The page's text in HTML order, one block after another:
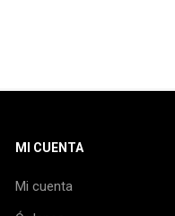
MI CUENTA
Mi cuenta